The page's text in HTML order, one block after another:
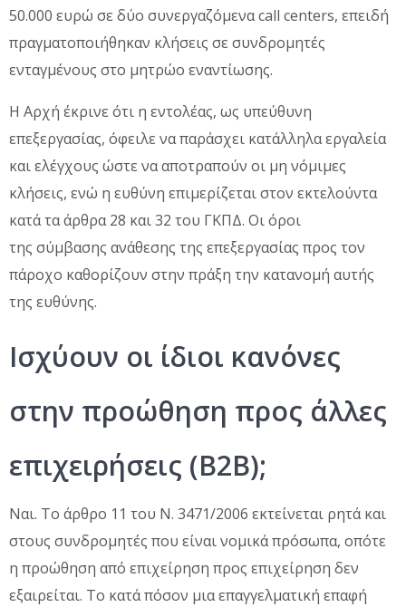
50.000 ευρώ σε δύο συνεργαζόμενα call centers, επειδή
πραγματοποιήθηκαν κλήσεις σε συνδρομητές
ενταγμένους στο μητρώο εναντίωσης.
Η Αρχή έκρινε ότι η εντολέας, ως υπεύθυνη
επεξεργασίας, όφειλε να παράσχει κατάλληλα εργαλεία
και ελέγχους ώστε να αποτραπούν οι μη νόμιμες
κλήσεις, ενώ η ευθύνη επιμερίζεται στον εκτελούντα
κατά τα άρθρα 28 και 32 του ΓΚΠΔ. Οι όροι
της σύμβασης ανάθεσης της επεξεργασίας προς τον
πάροχο καθορίζουν στην πράξη την κατανομή αυτής
της ευθύνης.
Ισχύουν οι ίδιοι κανόνες
στην προώθηση προς άλλες
επιχειρήσεις (B2B);
Ναι. Το άρθρο 11 του Ν. 3471/2006 εκτείνεται ρητά και
στους συνδρομητές που είναι νομικά πρόσωπα, οπότε
η προώθηση από επιχείρηση προς επιχείρηση δεν
εξαιρείται. Το κατά πόσον μια επαγγελματική επαφή